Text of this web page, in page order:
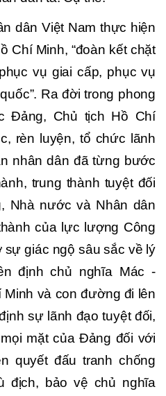
dân Việt Nam thực hiện
Chí Minh, “đoàn kết chặt
vụ giai cấp, phục vụ
Ra đời trong phong
Đảng, Chủ tịch Hồ Chí
rèn luyện, tổ chức lãnh
nhân dân đã từng bước
trung thành tuyệt đối
Nhà nước và Nhân dân
của lực lượng Công
sự giác ngộ sâu sắc về lý
định chủ nghĩa Mác -
và con đường đi lên
sự lãnh đạo tuyệt đối,
mặt của Đảng đối với
quyết đấu tranh chống
địch, bảo vệ chủ nghĩa